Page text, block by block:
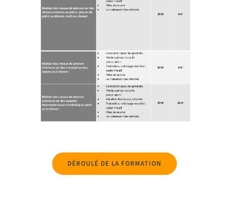
DÉROULÉ DE LA FORMATION